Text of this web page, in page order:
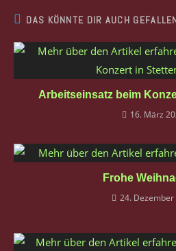
DAS KÖNNTE DIR AUCH
Arbeitseinsatz beim
16. März
Frohe
24. Dezember